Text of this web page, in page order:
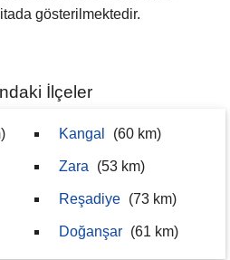
gösterilmektedir.
İlçeler
Kangal (60 km)
Zara (53 km)
Reşadiye (73 km)
Doğanşar (61 km)